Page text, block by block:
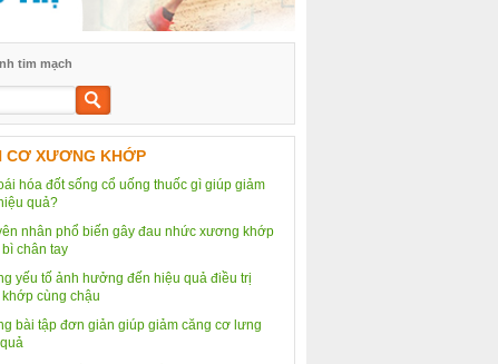
tim mạch
Tìm
CƠ XƯƠNG KHỚP
hóa đốt sống cổ uống thuốc gì giúp giảm
quả?
nhân phổ biến gây đau nhức xương khớp
chân tay
yếu tố ảnh hưởng đến hiệu quả điều trị
cùng chậu
bài tập đơn giản giúp giảm căng cơ lưng